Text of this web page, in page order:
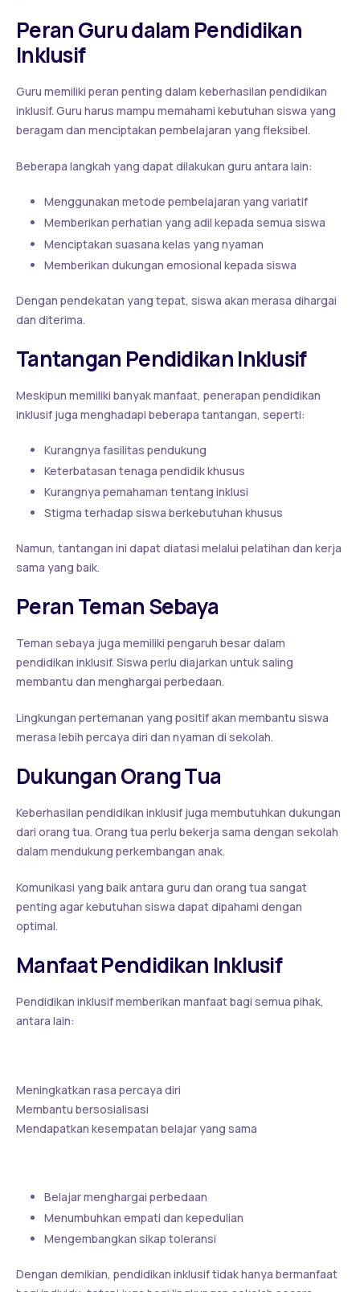
Peran Guru dalam Pendidikan
Inklusif
Guru memiliki peran penting dalam keberhasilan pendidikan
inklusif. Guru harus mampu memahami kebutuhan siswa yang
beragam dan menciptakan pembelajaran yang fleksibel.
Beberapa langkah yang dapat dilakukan guru antara lain:
Menggunakan metode pembelajaran yang variatif
Memberikan perhatian yang adil kepada semua siswa
Menciptakan suasana kelas yang nyaman
Memberikan dukungan emosional kepada siswa
Dengan pendekatan yang tepat, siswa akan merasa dihargai
dan diterima.
Tantangan Pendidikan Inklusif
Meskipun memiliki banyak manfaat, penerapan pendidikan
inklusif juga menghadapi beberapa tantangan, seperti:
Kurangnya fasilitas pendukung
Keterbatasan tenaga pendidik khusus
Kurangnya pemahaman tentang inklusi
Stigma terhadap siswa berkebutuhan khusus
Namun, tantangan ini dapat diatasi melalui pelatihan dan kerja
sama yang baik.
Peran Teman Sebaya
Teman sebaya juga memiliki pengaruh besar dalam
pendidikan inklusif. Siswa perlu diajarkan untuk saling
membantu dan menghargai perbedaan.
Lingkungan pertemanan yang positif akan membantu siswa
merasa lebih percaya diri dan nyaman di sekolah.
Dukungan Orang Tua
Keberhasilan pendidikan inklusif juga membutuhkan dukungan
dari orang tua. Orang tua perlu bekerja sama dengan sekolah
dalam mendukung perkembangan anak.
Komunikasi yang baik antara guru dan orang tua sangat
penting agar kebutuhan siswa dapat dipahami dengan
optimal.
Manfaat Pendidikan Inklusif
Pendidikan inklusif memberikan manfaat bagi semua pihak,
antara lain:
Meningkatkan rasa percaya diri
Membantu bersosialisasi
Mendapatkan kesempatan belajar yang sama
Belajar menghargai perbedaan
Menumbuhkan empati dan kepedulian
Mengembangkan sikap toleransi
Dengan demikian, pendidikan inklusif tidak hanya bermanfaat